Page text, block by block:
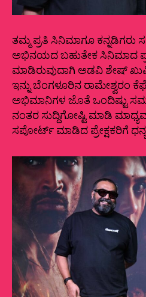
ತಮ್ಮ ಪ್ರತಿ ಸಿನಿಮಾಗೂ ಕನ್ನಡಿಗರು
ಅಭಿನಯದ ಬಹುತೇಕ ಸಿನಿಮಾದ
ಮಾಡಿರುವುದಾಗಿ ಅಡವಿ ಶೇಷ್‌
ಇನ್ನು ಬೆಂಗಳೂರಿನ ರಾಮೇಶ್ವರಂ
ಅಭಿಮಾನಿಗಳ ಜೊತೆ ಒಂದಿಷ್ಟು
ನಂತರ ಸುದ್ದಿಗೋಷ್ಟಿ ಮಾಡಿ
ಸಪೋರ್ಟ್‌ ಮಾಡಿದ ಪ್ರೇಕ್ಷಕರಿಗೆ